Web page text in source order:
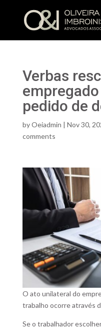
Verbas
pedido de
byOeiadmin | Nov 30,
comments
O ato unilateral do
trabalho ocorre através
Se o trabalhador